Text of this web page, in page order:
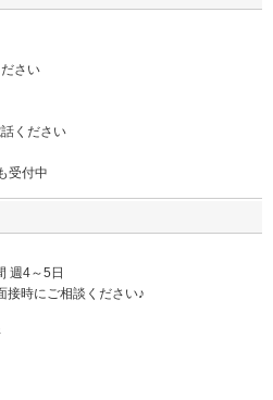
さい
ください
受付中
週4～5日
時にご相談ください♪